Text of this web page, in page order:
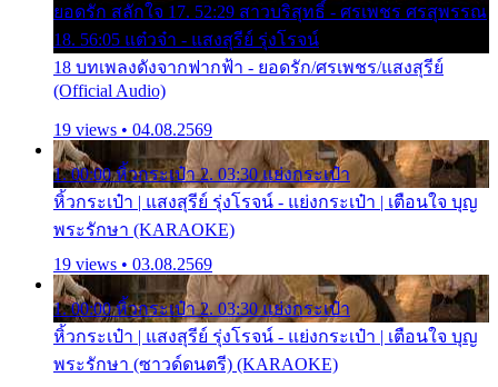
ยอดรัก สลักใจ 17. 52:29 สาวบริสุทธิ์ - ศรเพชร ศรสุพรรณ
18. 56:05 แต๋วจ๋า - แสงสุรีย์ รุ่งโรจน์
18 บทเพลงดังจากฟากฟ้า - ยอดรัก/ศรเพชร/แสงสุรีย์
(Official Audio)
19 views • 04.08.2569
1. 00:00 หิ้วกระเป๋า 2. 03:30 แย่งกระเป๋า
หิ้วกระเป๋า | แสงสุรีย์ รุ่งโรจน์ - แย่งกระเป๋า | เตือนใจ บุญ
พระรักษา (KARAOKE)
19 views • 03.08.2569
1. 00:00 หิ้วกระเป๋า 2. 03:30 แย่งกระเป๋า
หิ้วกระเป๋า | แสงสุรีย์ รุ่งโรจน์ - แย่งกระเป๋า | เตือนใจ บุญ
พระรักษา (ซาวด์ดนตรี) (KARAOKE)